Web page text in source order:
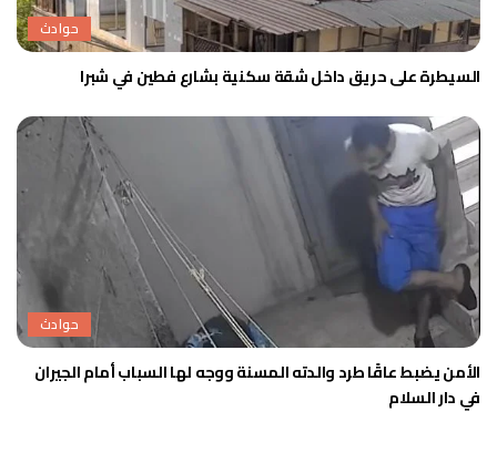
حوادث
السيطرة على حريق داخل شقة سكنية بشارع فطين في شبرا
حوادث
الأمن يضبط عاقًا طرد والدته المسنة ووجه لها السباب أمام الجيران
في دار السلام